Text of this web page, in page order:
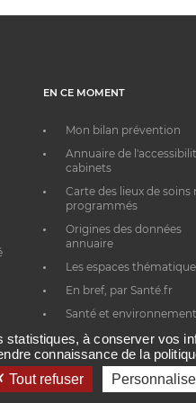
EN CE MOMENT
Mon bilan prévention
Annuaire de
cabinets
Carte des lieux de soins
programmés
Origines des données
annuaire
Les espaces
En bref, par Santé.fr
Santé et
à conserver vos
connaissance de la
Tout refuser